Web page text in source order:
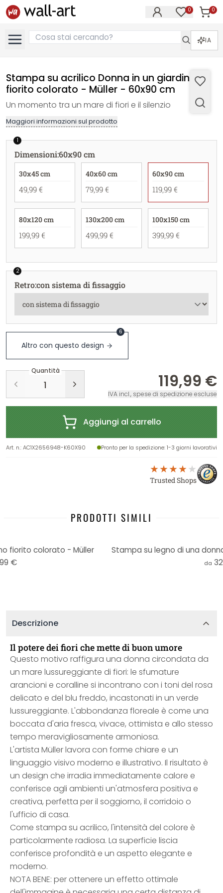
0 0
IA
Stampa su acrilico Donna in un giardino
fiorito colorato - Müller - 60x90 cm
Un momento tra un mare di fiori e il silenzio
Maggiori informazioni sul prodotto
1
Dimensioni:60x90 cm
30x45 cm
49,99 €
40x60 cm
79,99 €
60x90 cm
119,99 €
80x120 cm
199,99 €
130x200 cm
499,99 €
100x150 cm
399,99 €
2
Retro:con sistema di fissaggio
Altro con questo design
6
Quantità
119,99 €
IVA incl., spese di spedizione escluse
Aggiungi al carrello
Art. n.:AC1X2656948-K60X90 Pronto per la spedizione: 1-3 giorni lavorativi
Trusted Shops
PRODOTTI SIMILI
fiorito colorato - Müller
€
da
Descrizione
Il potere dei fiori che mette di buon umore
Questo motivo raffigura una donna circondata da
un mare lussureggiante di fiori: le sfumature
arancioni e coralline si incontrano con i toni del rosa
delicato e del blu freddo, incastonati in un verde
lussureggiante. L'abbondanza floreale è come una
boccata d'aria fresca, vivace, ottimista e allo stesso
tempo meravigliosamente armoniosa.
L'artista Müller lavora con forme chiare e un
linguaggio visivo moderno e illustrativo. Il risultato è
un design che irradia immediatamente calore e
conferisce agli ambienti un'atmosfera positiva e
creativa, perfetta per il soggiorno, il corridoio o
l'ufficio di casa.
Come stampa su acrilico, l'intensità del colore è
particolarmente radiosa. La superficie liscia
conferisce profondità e un aspetto elegante e
moderno.
NOTA BENE: per ottenere un effetto ottimale